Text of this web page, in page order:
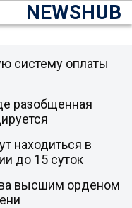
NEWSHUB
систему оплаты
разобщенная
находиться в
до 15 суток
высшим орденом